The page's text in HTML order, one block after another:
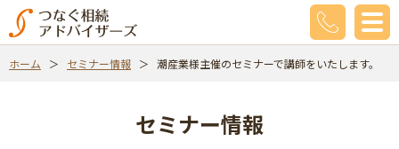
ホーム セミナー情報 潮産業様主催のセミナーで講師をいたします。
セミナー情報